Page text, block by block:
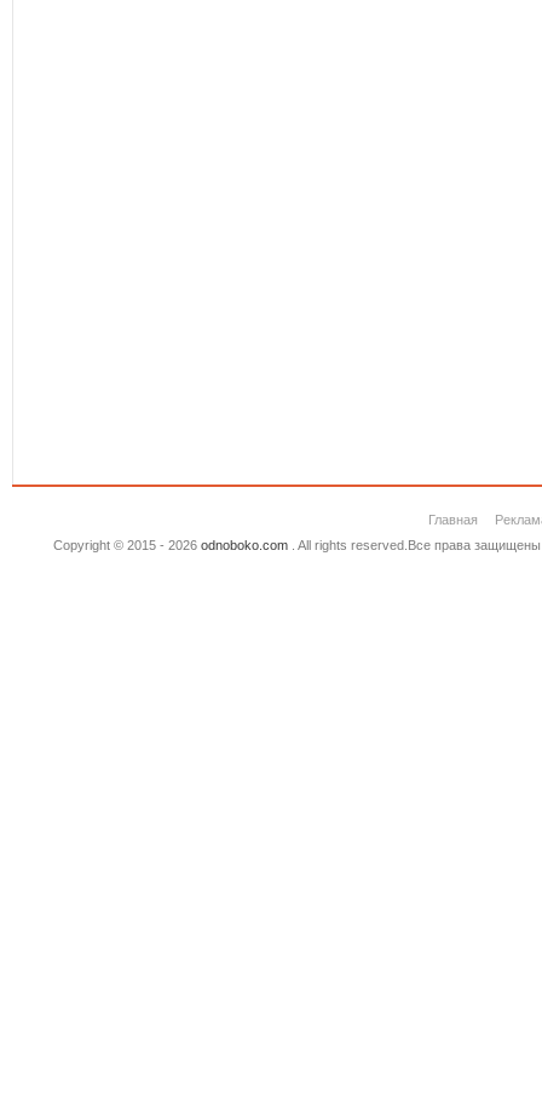
Главная
Copyright © 2015 - 2026 odnoboko.com. All rights reserved.Все права защищены.